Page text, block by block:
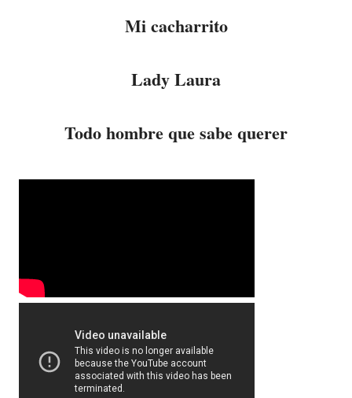
Mi cacharrito
Lady Laura
Todo hombre que sabe querer